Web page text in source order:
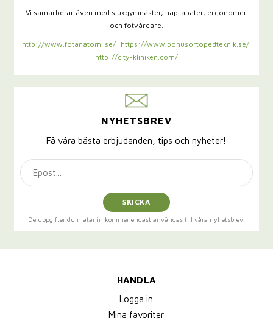
Vi samarbetar även med sjukgymnaster, naprapater, ergonomer
och fotvårdare.
http://www.fotanatomi.se/
https://www.bohusortopedteknik.se/
http://city-kliniken.com/
NYHETSBREV
Få våra bästa erbjudanden, tips och nyheter!
SKICKA
De uppgifter du matar in kommer endast användas till våra nyhetsbrev.
HANDLA
Logga in
Mina favoriter